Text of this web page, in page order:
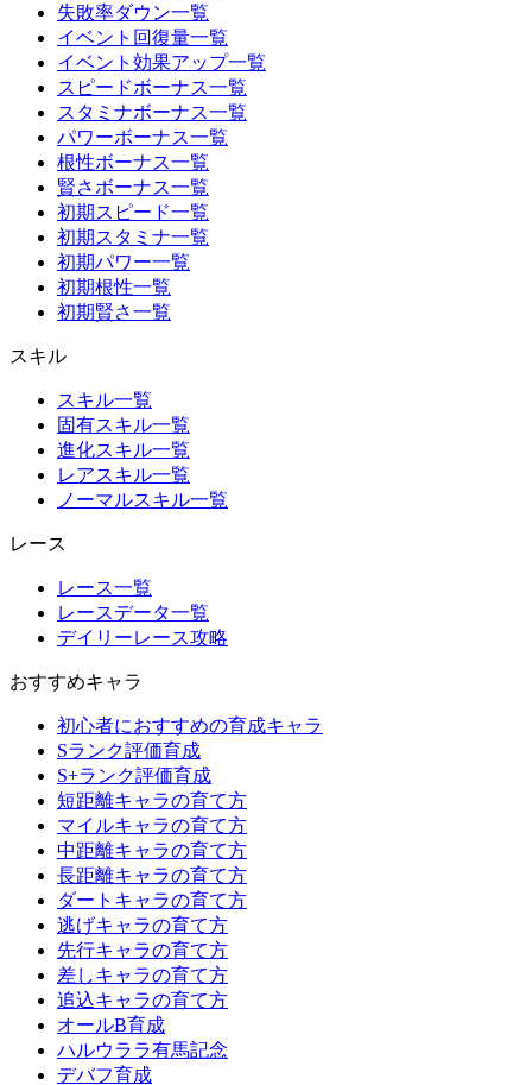
失敗率ダウン一覧
イベント回復量一覧
イベント効果アップ一覧
スピードボーナス一覧
スタミナボーナス一覧
パワーボーナス一覧
根性ボーナス一覧
賢さボーナス一覧
初期スピード一覧
初期スタミナ一覧
初期パワー一覧
初期根性一覧
初期賢さ一覧
スキル
スキル一覧
固有スキル一覧
進化スキル一覧
レアスキル一覧
ノーマルスキル一覧
レース
レース一覧
レースデータ一覧
デイリーレース攻略
おすすめキャラ
初心者におすすめの育成キャラ
Sランク評価育成
S+ランク評価育成
短距離キャラの育て方
マイルキャラの育て方
中距離キャラの育て方
長距離キャラの育て方
ダートキャラの育て方
逃げキャラの育て方
先行キャラの育て方
差しキャラの育て方
追込キャラの育て方
オールB育成
ハルウララ有馬記念
デバフ育成